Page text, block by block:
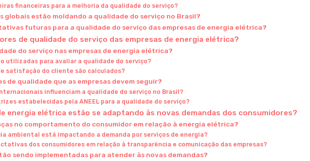
financeiras para a melhoria da qualidade do serviço?
globais estão moldando a qualidade do serviço no Brasil?
futuras para a qualidade do serviço das empresas de energia elétrica?
de qualidade do serviço das empresas de energia elétrica?
do serviço nas empresas de energia elétrica?
utilizadas para avaliar a qualidade do serviço?
satisfação do cliente são calculados?
de qualidade que as empresas devem seguir?
influenciam a qualidade do serviço no Brasil?
estabelecidas pela ANEEL para a qualidade do serviço?
energia elétrica estão se adaptando às novas demandas dos consumidores?
no comportamento do consumidor em relação à energia elétrica?
ambiental está impactando a demanda por serviços de energia?
dos consumidores em relação à transparência e comunicação das empresas?
sendo implementadas para atender às novas demandas?